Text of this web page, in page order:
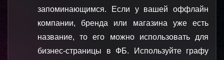
запоминающимся. Если у вашей оффлайн
компании, бренда или магазина уже есть
название, то его можно использовать для
бизнес-страницы в ФБ. Используйте графу